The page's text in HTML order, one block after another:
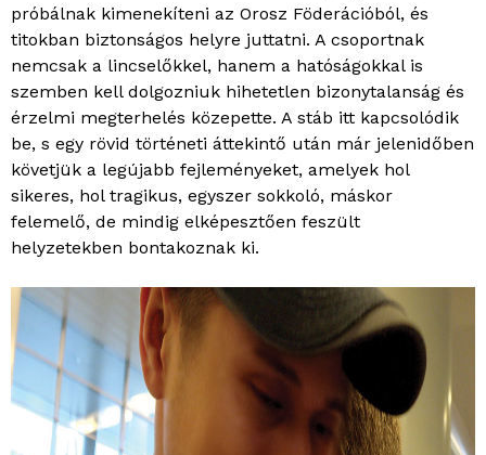
próbálnak kimenekíteni az Orosz Föderációból, és
titokban biztonságos helyre juttatni. A csoportnak
nemcsak a lincselőkkel, hanem a hatóságokkal is
szemben kell dolgozniuk hihetetlen bizonytalanság és
érzelmi megterhelés közepette. A stáb itt kapcsolódik
be, s egy rövid történeti áttekintő után már jelenidőben
követjük a legújabb fejleményeket, amelyek hol
sikeres, hol tragikus, egyszer sokkoló, máskor
felemelő, de mindig elképesztően feszült
helyzetekben bontakoznak ki.